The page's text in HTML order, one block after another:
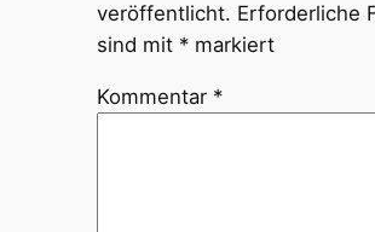
veröffentlicht. Erforderliche
sind mit *markiert
Kommentar *